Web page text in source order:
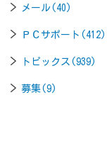
メール(40)
ＰＣサポート(412)
トピックス(939)
募集(9)